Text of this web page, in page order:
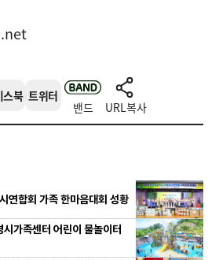
스북 트위터
밴드 URL복사
연합회 가족 한마음대회 성황
가족센터 어린이 물놀이터